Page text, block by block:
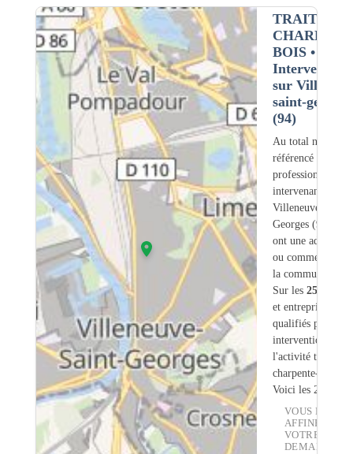
BOIS•
Intervention
sur
saint-georges
(94)
Au total nous
référencé
professionnels
intervenant sur
Villeneuve-Saint-
Georges (94)
ont une adresse
ou commerciale
la commune.
Sur les 251
et entreprises
qualifiés pour une
intervention sur
l'activité
charpente-bois.
Voici les 20
VOUS
AFFINER
VOTRE
DEMANDE :